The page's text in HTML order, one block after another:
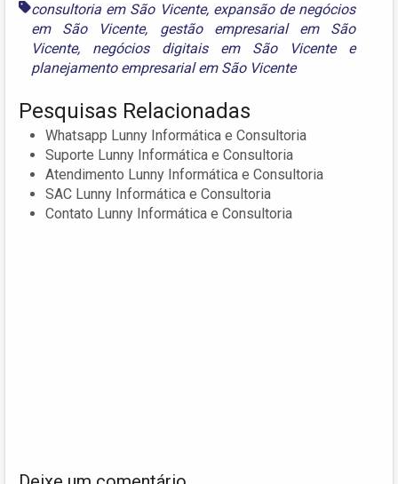
consultoria em São Vicente, expansão de negócios
em São Vicente, gestão empresarial em São
Vicente, negócios digitais em São Vicentee
planejamento empresarial em São Vicente
Pesquisas Relacionadas
Whatsapp Lunny Informática e Consultoria
Suporte Lunny Informática e Consultoria
Atendimento Lunny Informática e Consultoria
SAC Lunny Informática e Consultoria
Contato Lunny Informática e Consultoria